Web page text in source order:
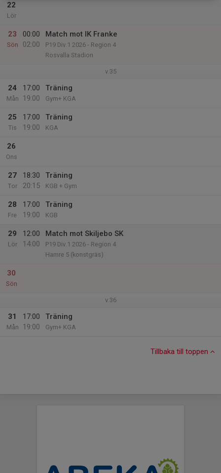
22
Lör
23
Sön
00:00
02:00
Match mot IK Franke
P19 Div.1 2026 - Region 4
Rosvalla Stadion
v.35
24
Mån
17:00
19:00
Träning
Gym+ KGA
25
Tis
17:00
19:00
Träning
KGA
26
Ons
27
Tor
18:30
20:15
Träning
KGB + Gym
28
Fre
17:00
19:00
Träning
KGB
29
Lör
12:00
14:00
Match mot Skiljebo SK
P19 Div.1 2026 - Region 4
Hamre 5 (konstgräs)
30
Sön
v.36
31
Mån
17:00
19:00
Träning
Gym+ KGA
Tillbaka till toppen